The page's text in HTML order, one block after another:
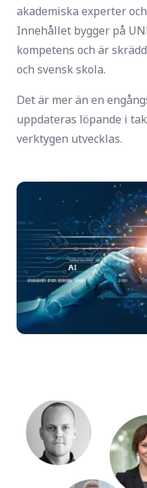
akademiska experter
Innehållet bygger på
kompetens och är
och svensk skola.
Det är mer än en
uppdateras löpande i
verktygen utvecklas.